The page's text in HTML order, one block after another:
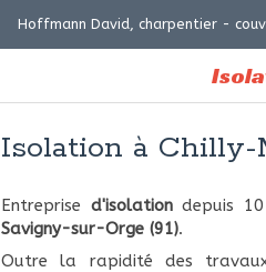
Hoffmann David, charpentier -
Isolation à Chilly-
Entreprise d'isolationdepuis 10
Savigny-sur-Orge (91).
Outre la rapidité des